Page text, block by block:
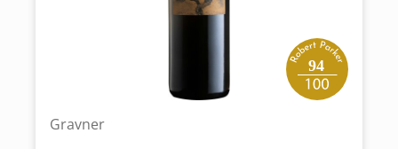
94
Gravner